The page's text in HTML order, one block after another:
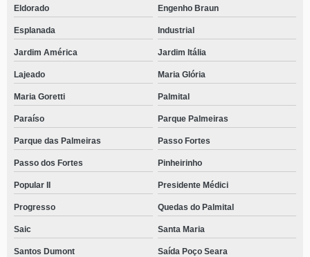
Eldorado Engenho Braun
Esplanada Industrial
Jardim América Jardim Itália
Lajeado Maria Glória
Maria Goretti Palmital
Paraíso Parque Palmeiras
Parque das Palmeiras Passo Fortes
Passo dos Fortes Pinheirinho
Popular II Presidente Médici
Progresso Quedas do Palmital
Saic Santa Maria
Santos Dumont Saída Poço Seara